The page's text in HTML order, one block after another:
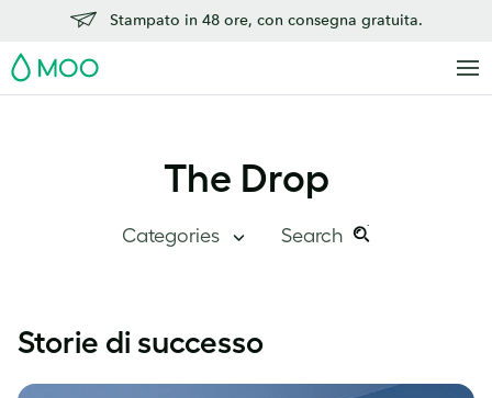
Stampato in 48 ore, con consegna gratuita.
MOO
The Drop
Categories Search
this
site:
Search
Storie di successo